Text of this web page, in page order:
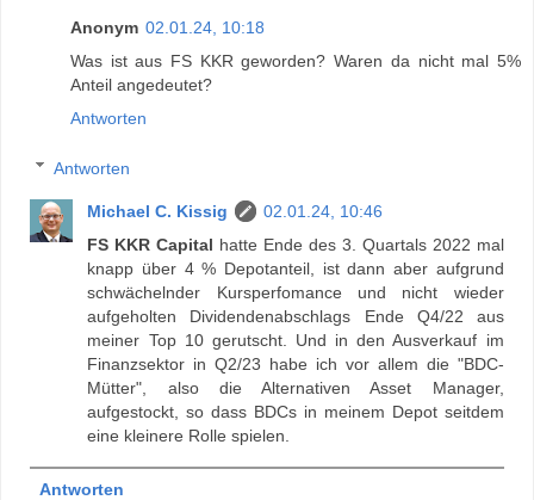
Anonym 02.01.24, 10:18
Was ist aus FS KKR geworden? Waren da nicht mal 5%
Anteil angedeutet?
Antworten
Antworten
Michael C. Kissig
02.01.24, 10:46
FS KKR Capital hatte Ende des 3. Quartals 2022 mal
knapp über 4 % Depotanteil, ist dann aber aufgrund
schwächelnder Kursperfomance und nicht wieder
aufgeholten Dividendenabschlags Ende Q4/22 aus
meiner Top 10 gerutscht. Und in den Ausverkauf im
Finanzsektor in Q2/23 habe ich vor allem die "BDC-
Mütter", also die Alternativen Asset Manager,
aufgestockt, so dass BDCs in meinem Depot seitdem
eine kleinere Rolle spielen.
Antworten